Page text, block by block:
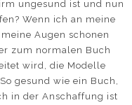
ungesund ist und nun
Wenn ich an meine
Augen schonen
zum normalen Buch
wird, die Modelle
gesund wie ein Buch,
in der Anschaffung ist